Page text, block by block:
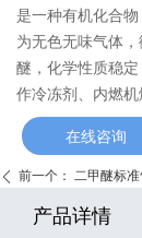
产品详情
ꄴ 前一个： 二甲醚标
是一种有机化合物
为无色无味气体
醚，化学性质稳
作冷冻剂、内燃机
在线咨询